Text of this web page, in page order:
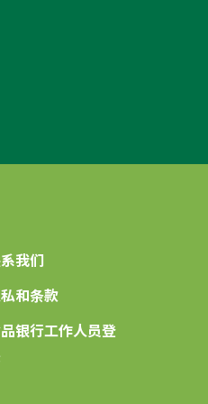
我们
和条款
银行工作人员登